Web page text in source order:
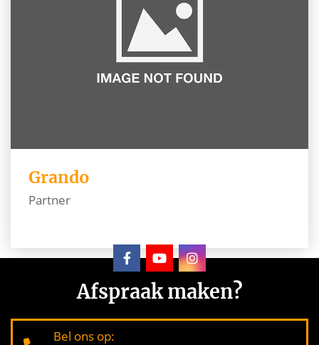
Grando
Partner
Afspraak maken?
Bel ons op: